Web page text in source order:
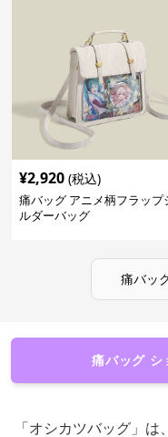
¥2,920 (税込)
痛バッグ アニメ柄フラップ
ルダーバッグ
痛バッ
痛バッグ シ
「オシカツバッグ」